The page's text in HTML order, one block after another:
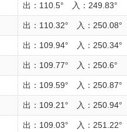
出：110.5° 入：249.83°
出：110.32° 入：250.08°
出：109.94° 入：250.34°
出：109.77° 入：250.6°
出：109.59° 入：250.87°
出：109.21° 入：250.94°
出：109.03° 入：251.22°